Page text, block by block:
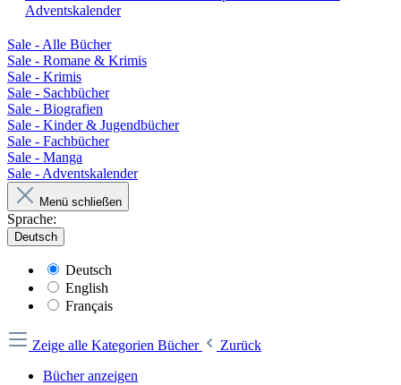
Adventskalender
Sale - Alle Bücher
Sale - Romane & Krimis
Sale - Krimis
Sale - Sachbücher
Sale - Biografien
Sale - Kinder & Jugendbücher
Sale - Fachbücher
Sale - Manga
Sale - Adventskalender
Menü schließen
Sprache:
Deutsch
Deutsch
English
Français
Zeige alle Kategorien Bücher
Zurück
Bücher anzeigen